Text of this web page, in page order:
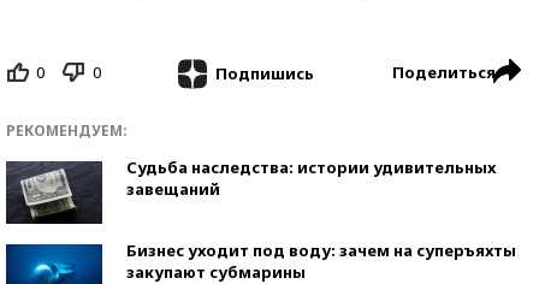
0 0 Подпишись Поделиться
РЕКОМЕНДУЕМ:
Судьба наследства: истории удивительных
завещаний
Бизнес уходит под воду: зачем на суперъяхты
закупают субмарины